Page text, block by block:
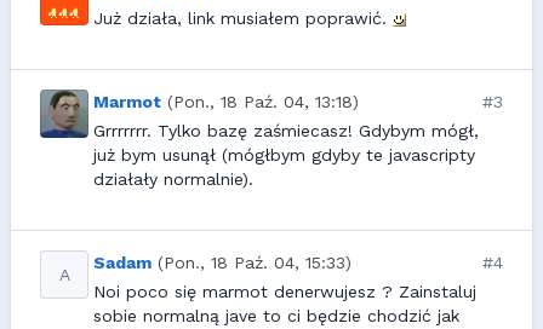
Już działa, link musiałem poprawić.
Marmot (Pon., 18 Paź. 04, 13:18)
#3
Grrrrrrr. Tylko bazę zaśmiecasz! Gdybym mógł,
już bym usunął (mógłbym gdyby te javascripty
działały normalnie).
A
Sadam (Pon., 18 Paź. 04, 15:33)
#4
Noi poco się marmot denerwujesz ? Zainstaluj
sobie normalną jave to ci będzie chodzić jak